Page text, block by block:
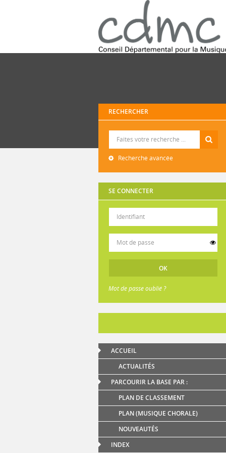
RECHERCHER
Recherche avancée
SE CONNECTER
Mot de passe oublié ?
ACCUEIL
ACTUALITÉS
PARCOURIR LA BASE PAR :
PLAN DE CLASSEMENT
PLAN (MUSIQUE CHORALE)
NOUVEAUTÉS
INDEX